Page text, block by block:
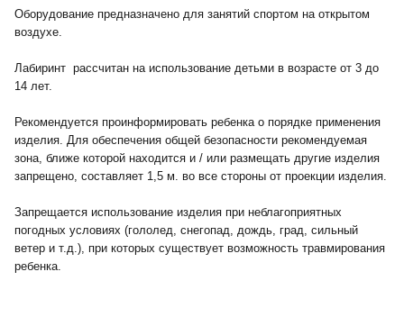
Оборудование предназначено для занятий спортом на открытом
воздухе.
Лабиринт рассчитан на использование детьми в возрасте от 3 до
14 лет.
Рекомендуется проинформировать ребенка о порядке применения
изделия. Для обеспечения общей безопасности рекомендуемая
зона, ближе которой находится и / или размещать другие изделия
запрещено, составляет 1,5 м. во все стороны от проекции изделия.
Запрещается использование изделия при неблагоприятных
погодных условиях (гололед, снегопад, дождь, град, сильный
ветер и т.д.), при которых существует возможность травмирования
ребенка.